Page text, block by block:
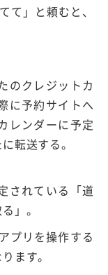
て」と頼むと、
のクレジットカ
に予約サイトへ
レンダーに予定
転送する。
されている「道
」。
プリを操作する
ます。